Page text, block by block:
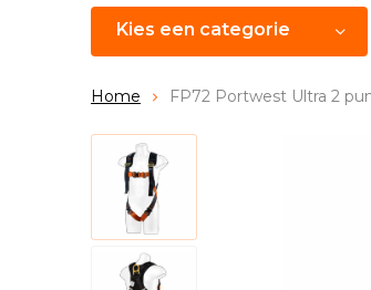
Kies een categorie
Home FP72 Portwest Ultra 2